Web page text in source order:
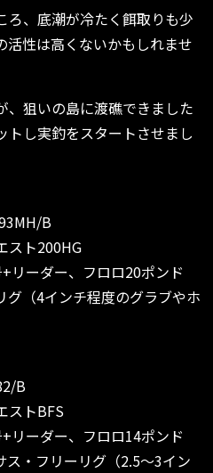
ろ、底潮が冷たく餌取りも少
活性は高くないかもしれませ
、狙いの島に渡礁できました
トし実釣をスタートさせまし
B
スト200HG
ーダー、フロロ20ポンド
（4インチ程度のグラブやホ
B
ストBFS
ーダー、フロロ14ポンド
・フリーリグ（2.5〜3イン